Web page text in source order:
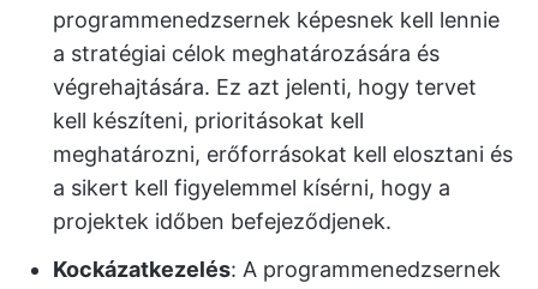
programmenedzsernek képesnek kell lennie
a stratégiai célok meghatározására és
végrehajtására. Ez azt jelenti, hogy tervet
kell készíteni, prioritásokat kell
meghatározni, erőforrásokat kell elosztani és
a sikert kell figyelemmel kísérni, hogy a
projektek időben befejeződjenek.
Kockázatkezelés: A programmenedzsernek